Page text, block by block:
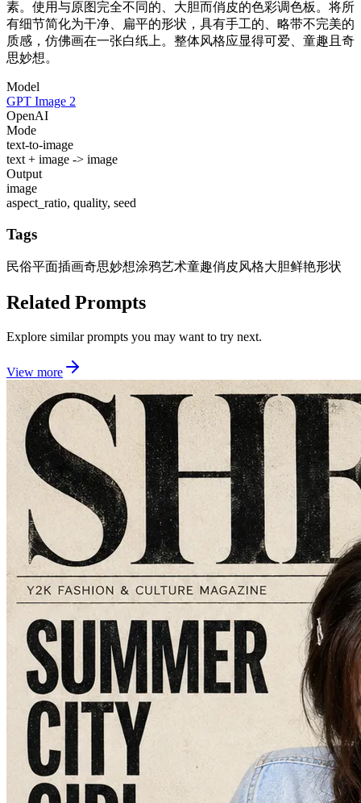
素。使用与原图完全不同的、大胆而俏皮的色彩调色板。将所
有细节简化为干净、扁平的形状，具有手工的、略带不完美的
质感，仿佛画在一张白纸上。整体风格应显得可爱、童趣且奇
思妙想。
Model
GPT Image 2
OpenAI
Mode
text-to-image
text + image -> image
Output
image
aspect_ratio, quality, seed
Tags
民俗平面插画奇思妙想涂鸦艺术童趣俏皮风格大胆鲜艳形状
Related Prompts
Explore similar prompts you may want to try next.
View more